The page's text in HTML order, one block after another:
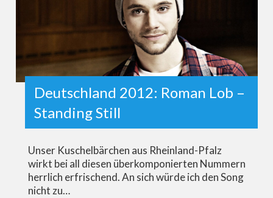
Deutschland 2012: Roman Lob –
Standing Still
Unser Kuschelbärchen aus Rheinland-Pfalz
wirkt bei all diesen überkomponierten Nummern
herrlich erfrischend. An sich würde ich den Song
nicht zu…